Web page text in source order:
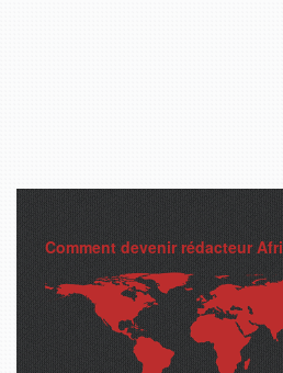
Comment devenir rédacteur